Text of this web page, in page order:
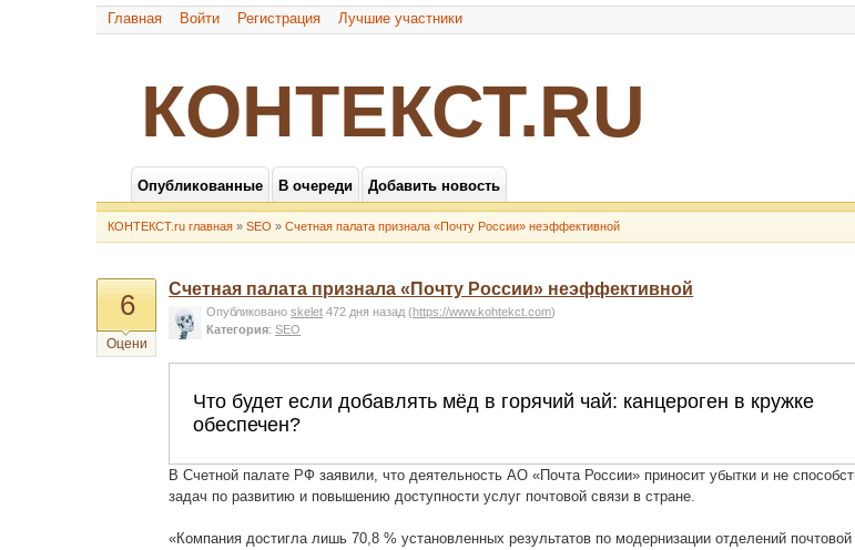
Главная Войти Регистрация Лучшие участники
КОНТЕКСТ.RU
Опубликованные В очереди Добавить новость
КОНТЕКСТ.ru главная »SEO »Счетная палата признала «Почту России» неэффективной
6
Оцени
Счетная палата признала «Почту России» неэффективной
Опубликованоskelet 472 дня назад(https://www.kohtekct.com)
Категория:SEO
В Счетной палате РФ заявили, что деятельность АО «Почта России» приносит убытки и не
задач по развитию и повышению доступности услуг почтовой связи в стране.
«Компания достигла лишь 70,8 % установленных результатов по модернизации отделений